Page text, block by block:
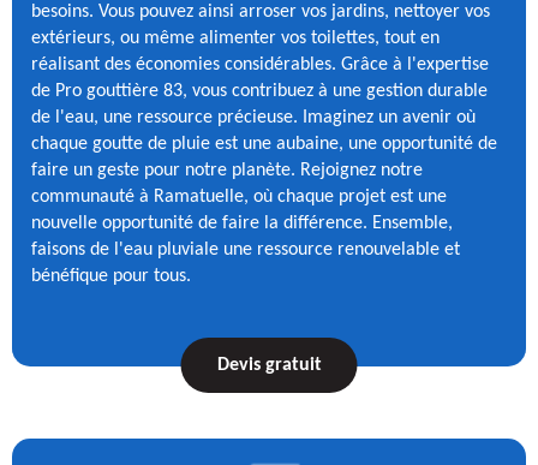
besoins. Vous pouvez ainsi arroser vos jardins, nettoyer vos
extérieurs, ou même alimenter vos toilettes, tout en
réalisant des économies considérables. Grâce à l'expertise
de Pro gouttière 83, vous contribuez à une gestion durable
de l'eau, une ressource précieuse. Imaginez un avenir où
chaque goutte de pluie est une aubaine, une opportunité de
faire un geste pour notre planète. Rejoignez notre
communauté à Ramatuelle, où chaque projet est une
nouvelle opportunité de faire la différence. Ensemble,
faisons de l'eau pluviale une ressource renouvelable et
bénéfique pour tous.
Devis gratuit